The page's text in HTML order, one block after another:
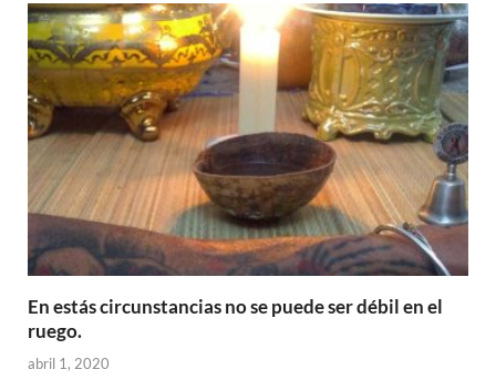
En estás circunstancias no se puede ser débil en el
ruego.
abril 1, 2020